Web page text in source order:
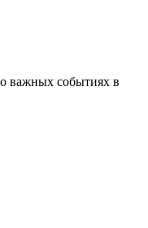
важных событиях в